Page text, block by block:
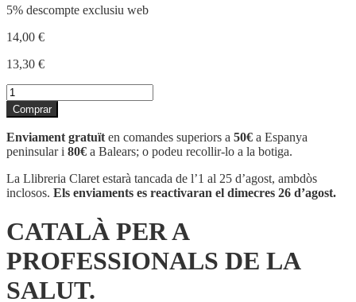
5% descompte exclusiu web
14,00 €
13,30 €
quantitat
de
CATALÀ
PER
A
PROFESSIONALS
DE
LA
Comprar
Enviament gratuït en comandes superiors a 50€ a Espanya
peninsular i 80€ a Balears; o podeu recollir-lo a la botiga.
La Llibreria Claret estarà tancada de l’1 al 25 d’agost, ambdòs
inclosos. Els enviaments es reactivaran el dimecres 26 d’agost.
CATALÀ PER A
PROFESSIONALS DE LA
SALUT.